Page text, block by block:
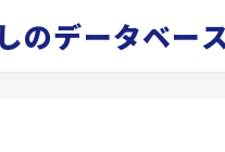
のデータベー